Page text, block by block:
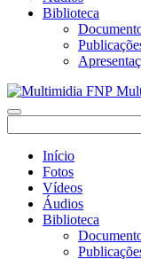
Biblioteca
Início
Fotos
Vídeos
Áudios
Biblioteca